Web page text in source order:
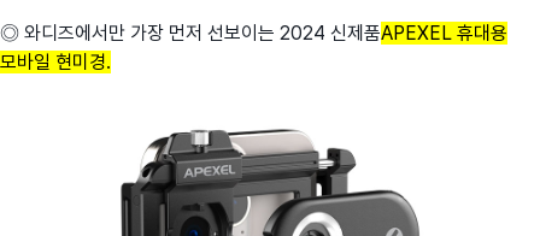
◎ 와디즈에서만 가장 먼저 선보이는 2024 신제품APEXEL 휴대용
모바일 현미경.